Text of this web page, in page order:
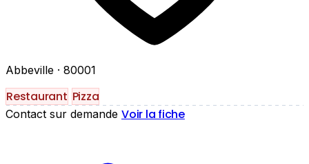
Abbeville · 80001
Restaurant Pizza
Contact sur demande Voir la fiche